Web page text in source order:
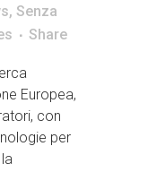
, Senza
Share
Europea,
con
per